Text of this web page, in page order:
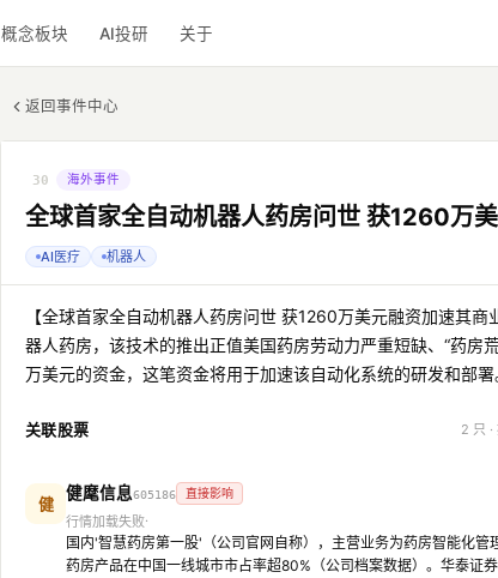
概念板块 AI投研 关于
返回事件中心
30 海外事件
全球首家全自动机器人药房问世 获1260万
AI医疗 机器人
【全球首家全自动机器人药房问世 获1260万美元融资加速其
器人药房，该技术的推出正值美国药房劳动力严重短缺、“药
万美元的资金，这笔资金将用于加速该自动化系统的研发和部署
关联股票 2 只
健
健麾信息605186 直接影响
行情加载失败
国内'智慧药房第一股'（公司官网自称），主营业务为药房智能化
药房产品在中国一线城市市占率超80%（公司档案数据）。华泰